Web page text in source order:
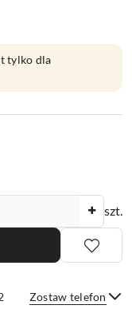
tylko dla
szt.
Zostaw telefon